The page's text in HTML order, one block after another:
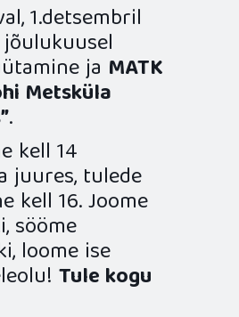
1.detsembril
ja MATK
Metsküla
.
kell 14
juures, tulede
kell 16. Joome
sööme
loome ise
Tule kogu